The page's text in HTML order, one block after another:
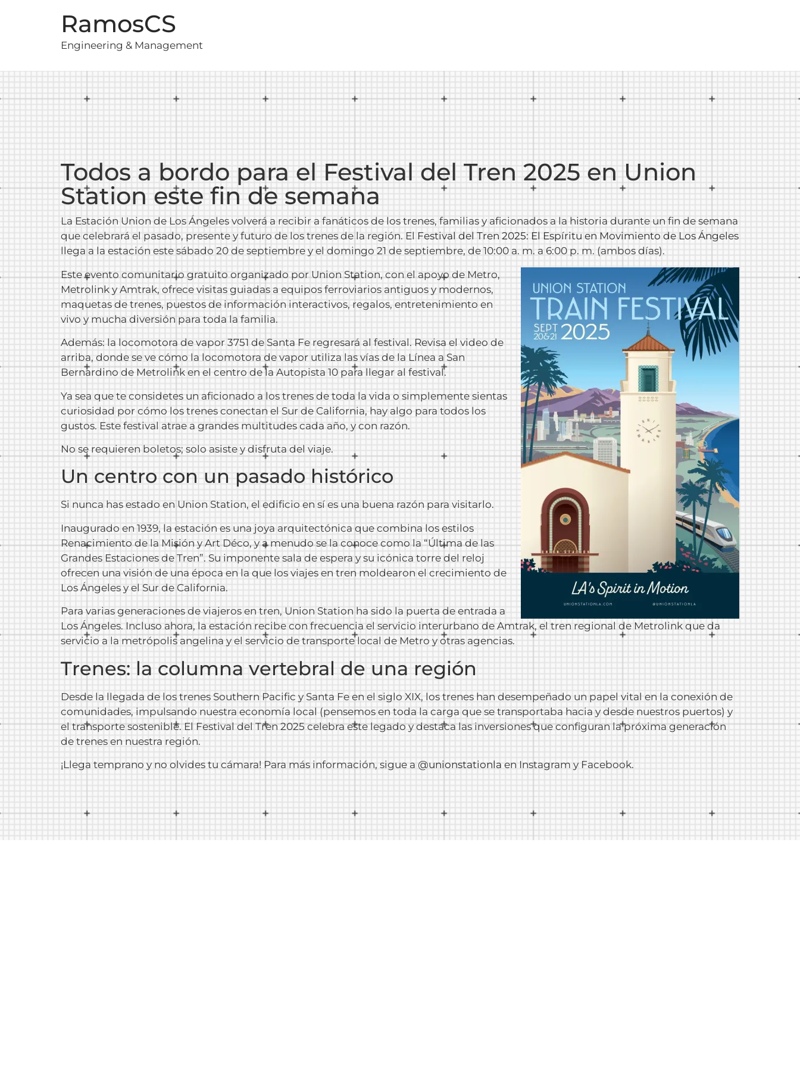
RamosCS
Engineering & Management
Todos a bordo para el Festival del Tren 2025 en Union
Station este fin de semana
La Estación Union de Los Ángeles volverá a recibir a fanáticos de los trenes, familias y aficionados a la historia durante un fin de semana
que celebrará el pasado, presente y futuro de los trenes de la región. El Festival del Tren 2025: El Espíritu en Movimiento de Los Ángeles
llega a la estación este sábado 20 de septiembre y el domingo 21 de septiembre, de 10:00 a. m. a 6:00 p. m. (ambos días).
Este evento comunitario gratuito organizado por Union Station, con el apoyo de Metro,
Metrolink y Amtrak, ofrece visitas guiadas a equipos ferroviarios antiguos y modernos,
maquetas de trenes, puestos de información interactivos, regalos, entretenimiento en
vivo y mucha diversión para toda la familia.
Además: la locomotora de vapor 3751 de Santa Fe regresará al festival. Revisa el video de
arriba, donde se ve cómo la locomotora de vapor utiliza las vías de la Línea a San
Bernardino de Metrolink en el centro de la Autopista 10 para llegar al festival.
Ya sea que te considetes un aficionado a los trenes de toda la vida o simplemente sientas
curiosidad por cómo los trenes conectan el Sur de California, hay algo para todos los
gustos. Este festival atrae a grandes multitudes cada año, y con razón.
No se requieren boletos; solo asiste y disfruta del viaje.
Un centro con un pasado histórico
Si nunca has estado en Union Station, el edificio en sí es una buena razón para visitarlo.
Inaugurado en 1939, la estación es una joya arquitectónica que combina los estilos
Renacimiento de la Misión y Art Déco, y a menudo se la conoce como la “Última de las
Grandes Estaciones de Tren”. Su imponente sala de espera y su icónica torre del reloj
ofrecen una visión de una época en la que los viajes en tren moldearon el crecimiento de
Los Ángeles y el Sur de California.
Para varias generaciones de viajeros en tren, Union Station ha sido la puerta de entrada a
Los Ángeles. Incluso ahora, la estación recibe con frecuencia el servicio interurbano de Amtrak, el tren regional de Metrolink que da
servicio a la metrópolis angelina y el servicio de transporte local de Metro y otras agencias.
Trenes: la columna vertebral de una región
Desde la llegada de los trenes Southern Pacific y Santa Fe en el siglo XIX, los trenes han desempeñado un papel vital en la conexión de
comunidades, impulsando nuestra economía local (pensemos en toda la carga que se transportaba hacia y desde nuestros puertos) y
el transporte sostenible. El Festival del Tren 2025 celebra este legado y destaca las inversiones que configuran la próxima generación
de trenes en nuestra región.
¡Llega temprano y no olvides tu cámara! Para más información, sigue a @unionstationla en Instagram y Facebook.